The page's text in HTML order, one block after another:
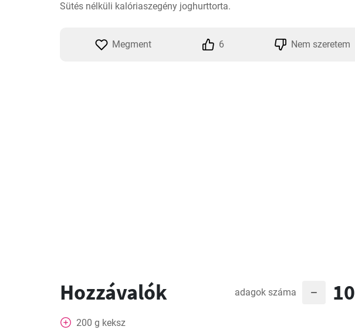
Sütés nélküli kalóriaszegény joghurttorta.
Megment 6 Nem szeretem
Hozzávalók adagok száma 10
200 g keksz